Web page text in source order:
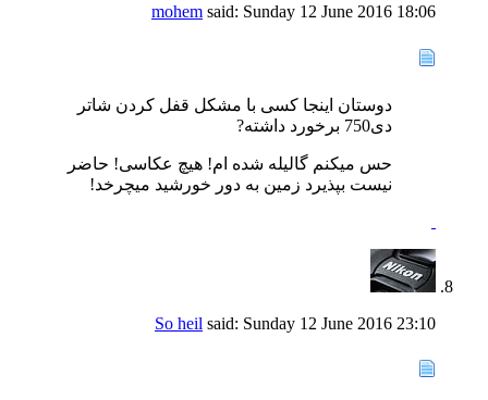
mohem said: Sunday 12 June 2016 18:06
دوستان اینجا کسی با مشکل قفل کردن شاتر
دی750 برخورد داشته?
حس میکنم گالیله شده ام! هیچ عکاسی! حاضر
نیست بپذیرد زمین به دور خورشید میچرخد!
So heil said: Sunday 12 June 2016 23:10